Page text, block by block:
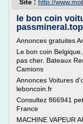
Site : http://
le bon coin
passmineral.top
Annonces gratuites
Le bon coin
pas cher. Bateaux
Camions
Annonces Voitures
leboncoin.fr
Consultez 866941
France
MACHINE VAPEUR